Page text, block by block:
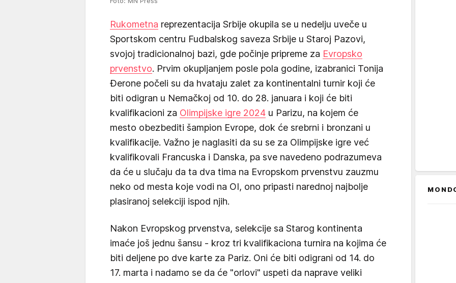
Rukometna reprezentacija Srbije okupila se u nedelju uveče u
Sportskom centru Fudbalskog saveza Srbije u Staroj Pazovi,
svojoj tradicionalnoj bazi, gde počinje pripreme za Evropsko
prvenstvo. Prvim okupljanjem posle pola godine, izabranici Tonija
Đerone počeli su da hvataju zalet za kontinentalni turnir koji će
biti odigran u Nemačkoj od 10. do 28. januara i koji će biti
kvalifikacioni za Olimpijske igre 2024 u Parizu, na kojem će
mesto obezbediti šampion Evrope, dok će srebrni i bronzani u
kvalifikacije. Važno je naglasiti da su se za Olimpijske igre već
kvalifikovali Francuska i Danska, pa sve navedeno podrazumeva
da će u slučaju da ta dva tima na Evropskom prvenstvu zauzmu
neko od mesta koje vodi na OI, ono pripasti narednoj najbolje
plasiranoj selekciji ispod njih.
Nakon Evropskog prvenstva, selekcije sa Starog kontinenta
imaće još jednu šansu - kroz tri kvalifikaciona turnira na kojima će
biti deljene po dve karte za Pariz. Oni će biti odigrani od 14. do
17. marta i nadamo se da će "orlovi" uspeti da naprave veliki